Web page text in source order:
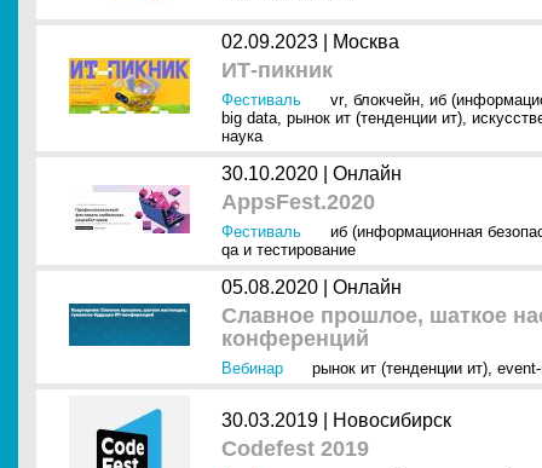
02.09.2023 | Москва
ИТ-пикник
Фестиваль vr, блокчейн, иб
big data, рынок ит (тенденции ит),
наука
30.10.2020 | Онлайн
AppsFest.2020
Фестиваль
иб (информационная
qa и тестирование
05.08.2020 | Онлайн
Славное прошлое, шаткое
конференций
Вебинар рынок ит (тенденции ит),
30.03.2019 | Новосибирск
Codefest 2019